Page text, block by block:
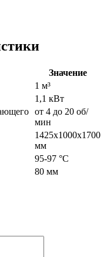
Значение
1 м³
1,1 кВт
от 4 до 20 об/
мин
1425х1000х1700
мм
95-97 °C
80 мм